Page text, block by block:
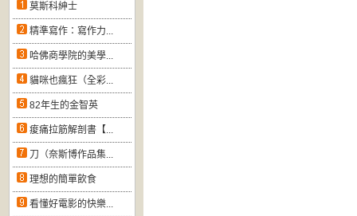
莫斯科紳士
精準寫作：寫作力...
哈佛商學院的美學...
貓咪也瘋狂（全彩...
82年生的金智英
痠痛拉筋解剖書【...
刀（奈斯博作品集...
理想的簡單飲食
看懂好電影的快樂...